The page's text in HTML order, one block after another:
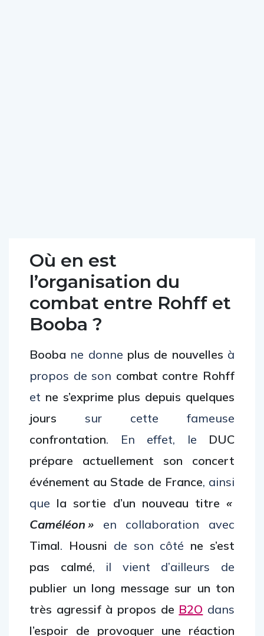
Où en est
l’organisation du
combat entre Rohff et
Booba ?
Booba ne donne plus de nouvelles à
propos de son combat contre Rohff
et ne s’exprime plus depuis quelques
jours sur cette fameuse
confrontation. En effet, le DUC
prépare actuellement son concert
événement au Stade de France, ainsi
que la sortie d’un nouveau titre«
Caméléon » en collaboration avec
Timal. Housni de son côténe s’est
pas calmé, il vient d’ailleurs de
publier un long message sur un ton
très agressif à propos de B2O dans
l’espoir de provoquer une réaction